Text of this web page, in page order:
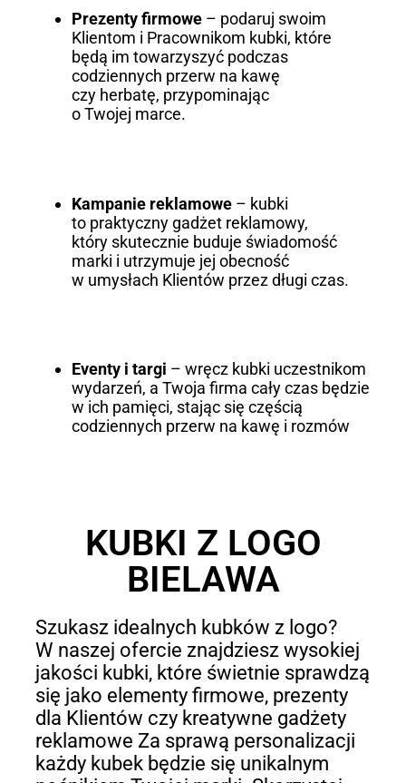
Prezenty firmowe– podaruj swoim
Klientom i Pracownikom kubki, które
będą im towarzyszyć podczas
codziennych przerw na kawę
czy herbatę, przypominając
o Twojej marce.
Kampanie reklamowe– kubki
to praktyczny gadżet reklamowy,
który skutecznie buduje świadomość
marki i utrzymuje jej obecność
w umysłach Klientów przez długi czas.
Eventy i targi – wręcz kubki uczestnikom
wydarzeń, a Twoja firma cały czas będzie
w ich pamięci, stając się częścią
codziennych przerw na kawę i rozmów
KUBKI Z LOGO
BIELAWA
Szukasz idealnych kubków z logo?
W naszej ofercie znajdziesz wysokiej
jakości kubki, które świetnie sprawdzą
się jako elementy firmowe, prezenty
dla Klientów czy kreatywne gadżety
reklamowe Za sprawą personalizacji
każdy kubek będzie się unikalnym